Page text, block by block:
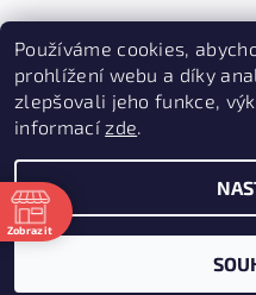
2026 © Quill
Zobrazit
Používáme cookies,
prohlížení webu a díky
zlepšovali jeho funkce,
informacízde.